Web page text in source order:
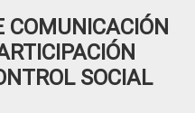
COMUNICACIÓN
SOCIAL